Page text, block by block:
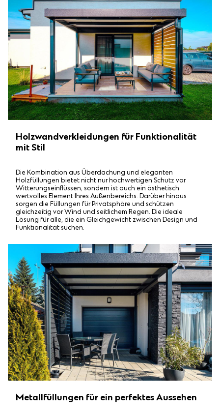
Holzwandverkleidungen für Funktionalität
mit Stil
Die Kombination aus Überdachung und eleganten
Holzfüllungen bietet nicht nur hochwertigen Schutz vor
Witterungseinflüssen, sondern ist auch ein ästhetisch
wertvolles Element Ihres Außenbereichs. Darüber hinaus
sorgen die Füllungen für Privatsphäre und schützen
gleichzeitig vor Wind und seitlichem Regen. Die ideale
Lösung für alle, die ein Gleichgewicht zwischen Design und
Funktionalität suchen.
Metallfüllungen für ein perfektes Aussehen